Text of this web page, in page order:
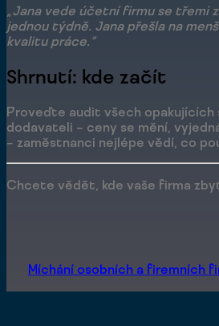
„Jana vede účetní firmu se třemi
jednou týdně. Jana přešla na
kvalitu práce.“
Shrnutí: kde začít
Proveďte audit všech opakujících
dodavateli – ceny se mění,
– zaměstnanci nejlépe vědí, co
Chcete vědět, kde vaše firma
Míchání osobních a firemních